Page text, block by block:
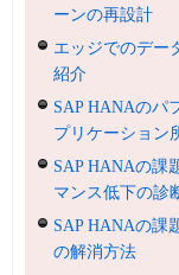
ーンの再設計
エッジでのデー
紹介
SAP HANAのパ
プリケーション
SAP HANAの課
マンス低下の診
SAP HANAの課
の解消方法